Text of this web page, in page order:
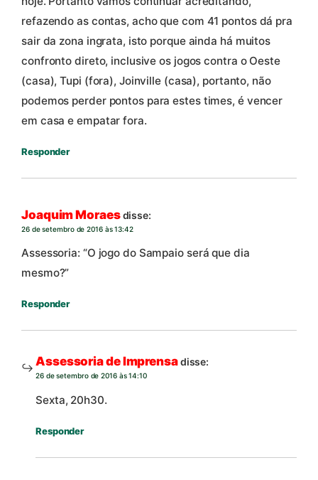
refazendo as contas, acho que com 41 pontos dá pra
sair da zona ingrata, isto porque ainda há muitos
confronto direto, inclusive os jogos contra o Oeste
(casa), Tupi (fora), Joinville (casa), portanto, não
podemos perder pontos para estes times, é vencer
em casa e empatar fora.
Responder
Joaquim Moraesdisse:
26 de setembro de 2016 às 13:42
Assessoria: “O jogo do Sampaio será que dia
mesmo?”
Responder
Assessoria de Imprensadisse:
26 de setembro de 2016 às 14:10
Sexta, 20h30.
Responder